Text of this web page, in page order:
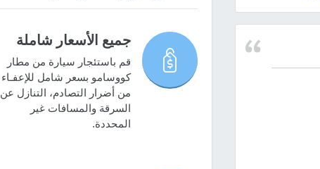
جميع الأسعار شاملة
قم باستئجار سيارة من مطار
كووسامو بسعر شامل للإعفـاء
من أضرار التصادم، التنازل عن
السرقة والمسافات غير
المحددة.